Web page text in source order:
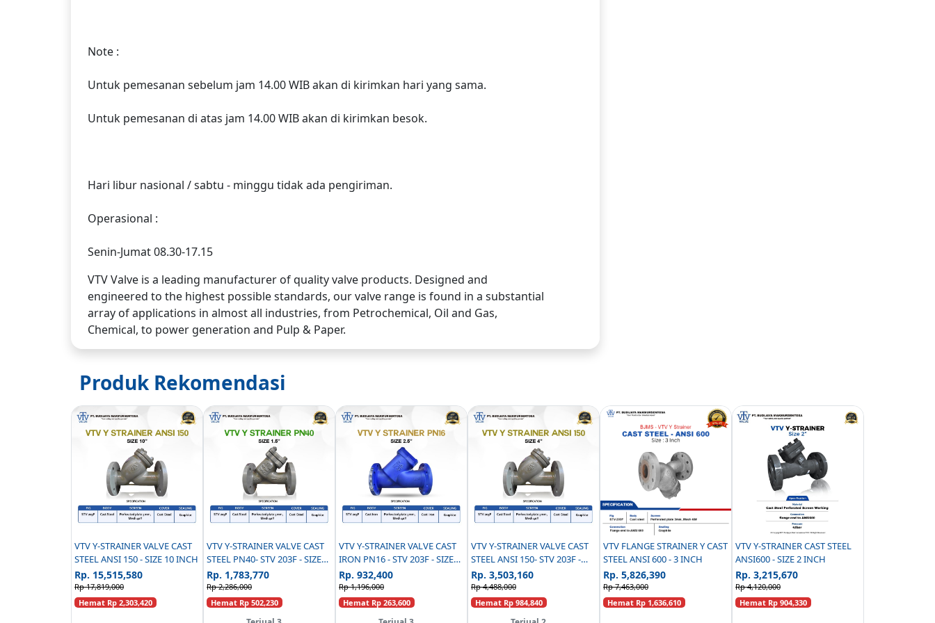
Note :
Untuk pemesanan sebelum jam 14.00 WIB akan di kirimkan hari yang sama.
Untuk pemesanan di atas jam 14.00 WIB akan di kirimkan besok.
Hari libur nasional / sabtu - minggu tidak ada pengiriman.
Operasional :
Senin-Jumat 08.30-17.15
VTV Valve is a leading manufacturer of quality valve products. Designed and
engineered to the highest possible standards, our valve range is found in a substantial
array of applications in almost all industries, from Petrochemical, Oil and Gas,
Chemical, to power generation and Pulp & Paper.
Produk Rekomendasi
VTV Y-STRAINER VALVE CAST
STEEL ANSI 150 - SIZE 10 INCH
Rp. 15,515,580
Rp 17,819,000
Hemat Rp 2,303,420
VTV Y-STRAINER VALVE CAST
STEEL PN40- STV 203F - SIZE
1.5INCH
Rp. 1,783,770
Rp 2,286,000
Hemat Rp 502,230
VTV Y-STRAINER VALVE CAST
IRON PN16 - STV 203F - SIZE
2.5INCH
Rp. 932,400
Rp 1,196,000
Hemat Rp 263,600
VTV Y-STRAINER VALVE CAST
STEEL ANSI 150- STV 203F -
SIZE 4INCH
Rp. 3,503,160
Rp 4,488,000
Hemat Rp 984,840
VTV FLANGE STRAINER Y CAST
STEEL ANSI 600 - 3 INCH
Rp. 5,826,390
Rp 7,463,000
Hemat Rp 1,636,610
VTV Y-STRAINER CAST STEEL
ANSI600 - SIZE 2 INCH
Rp. 3,215,670
Rp 4,120,000
Hemat Rp 904,330